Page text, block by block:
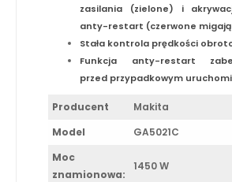
zasilania (zielone) i
anty-restart (czerwone
Stała kontrola prędkości
Funkcja anty-restart
przed przypadkowym
Producent
Makita
Model
GA5021C
Moc
znamionowa:
1450 W